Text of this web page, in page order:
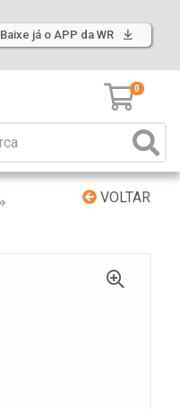
Baixe já o APP da WR
0
VOLTAR